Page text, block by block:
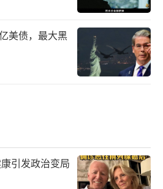
美债，最大黑
引发政治变局